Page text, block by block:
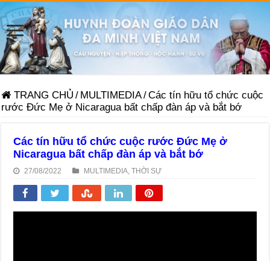
TRANG CHỦ / MULTIMEDIA/Các tín hữu tổ chức cuộc
rước Đức Mẹ ở Nicaragua bất chấp đàn áp và bắt bớ
Các tín hữu tổ chức cuộc rước Đức Mẹ ở
Nicaragua bất chấp đàn áp và bắt bớ
27/08/2022 MULTIMEDIA ,THỜI SỰ